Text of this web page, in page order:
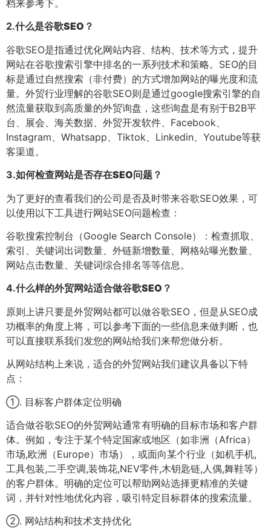
档来参考下。
2.什么是谷歌SEO？
谷歌SEO是指通过优化网站内容、结构、技术等方式，提升
网站在谷歌搜索引擎中排名的一系列技术和策略。SEO的目
标是通过自然搜索（非付费）的方式增加网站的曝光度和流
量。外贸行业理解的谷歌SEO则是通过google搜索引擎的自
然流量获取到高质量的外贸询盘，这些询盘是有别于B2B平
台、展会、海关数据、外贸开发软件、Facebook、
Instagram、Whatsapp、Tiktok、Linkedin、Youtube等获
客渠道。
3.如何检查网站是否存在SEO问题？
为了更好的查看我们的公司是否及时带来谷歌SEO效果，可
以使用以下工具进行网站SEO问题检查：
谷歌搜索控制台（Google Search Console）：检查抓取、
索引、关键词出词数量、外链新增数量、网格站曝光数量、
网站点击数量、关键词综合排名等等信息。
4.什么样的外贸网站适合做谷歌SEO？
原则上讲只要是外贸网站都可以做谷歌SEO，但是从SEO成
功概率的角度上将，可以参考下面的一些信息来做判断，也
可以直接联系我们发您的网站给我们来帮您做分析。
从网站结构上来说，适合的外贸网站我们建议具备以下特
点：
①. 目标客户群体定位明确
适合做谷歌SEO的外贸网站通常有明确的目标市场和客户群
体。例如，专注于某个特定国家或地区（如非洲（Africa）
市场,欧洲（Europe）市场），或面向某个行业（如机手机,
工具包装,二手空调,装饰花,NEV零件,木钥匙链,人偶,舞鞋等）
的客户群体。明确的定位可以帮助网站选择更精准的关键
词，并针对性地优化内容，吸引特定目标群体的搜索流量。
②. 网站结构和技术支持优化